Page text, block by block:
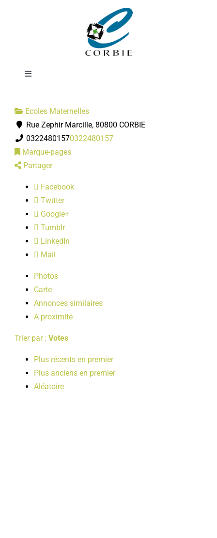
Toggle
DÉMARCHES ADMINISTRATIVES
SERVICES MUNICIPAUX
PRATIQUE
LOISIRS
PUBLICATIONS
Ecole Au Bord de
l'Ancre
Ecoles Maternelles
Rue Zephir Marcille, 80800 CORBIE
03224801570322480157
Marque-pages
Partager
Facebook
Twitter
Google+
Tumblr
LinkedIn
Mail
Photos
Carte
Annonces similaires
A proximité
Trier par : Votes
Plus récents en premier
Plus anciens en premier
Aléatoire